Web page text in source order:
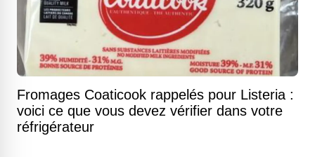
Fromages Coaticook rappelés pour Listeria :
voici ce que vous devez vérifier dans votre
réfrigérateur